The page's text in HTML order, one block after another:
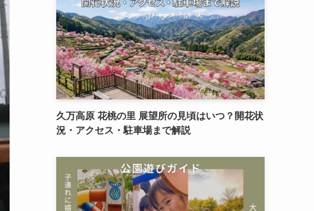
久万高原 花桃の里 展望所の見頃はいつ？開花状
況・アクセス・駐車場まで解説